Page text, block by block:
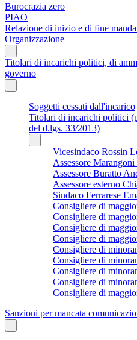
Burocrazia zero
PIAO
Relazione di inizio e di fine
Organizzazione
Titolari di incarichi politici, di
governo
Soggetti cessati dall'incarico
Titolari di incarichi politici
del d.lgs. 33/2013)
Vicesindaco Rossin
Assessore
Assessore Buratto
Assessore esterno
Sindaco Ferrarese
Consigliere di
Consigliere di
Consigliere di
Consigliere di
Consigliere di
Consigliere di
Consigliere di
Consigliere di
Consigliere di
Sanzioni per mancata